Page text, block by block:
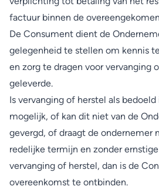
factuur binnen de
De Consument dient de
gelegenheid te stellen om kennis
en zorg te dragen voor vervanging
geleverde.
Is vervanging of herstel als
mogelijk, of kan dit niet van de
gevergd, of draagt de ondernemer
redelijke termijn en zonder
vervanging of herstel, dan is de
overeenkomst te ontbinden.